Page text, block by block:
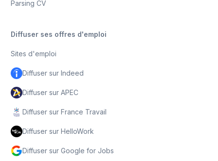
Parsing CV
Diffuser ses offres d'emploi
Sites d'emploi
Diffuser sur Indeed
Diffuser sur APEC
Diffuser sur France Travail
Diffuser sur HelloWork
Diffuser sur Google for Jobs